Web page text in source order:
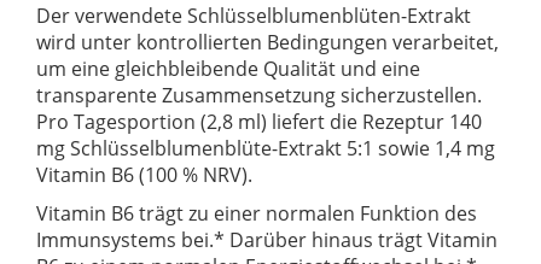
Der verwendete Schlüsselblumenblüten-Extrakt
wird unter kontrollierten Bedingungen verarbeitet,
um eine gleichbleibende Qualität und eine
transparente Zusammensetzung sicherzustellen.
Pro Tagesportion (2,8 ml) liefert die Rezeptur 140
mg Schlüsselblumenblüte-Extrakt 5:1 sowie 1,4 mg
Vitamin B6 (100 % NRV).
Vitamin B6 trägt zu einer normalen Funktion des
Immunsystems bei.* Darüber hinaus trägt Vitamin